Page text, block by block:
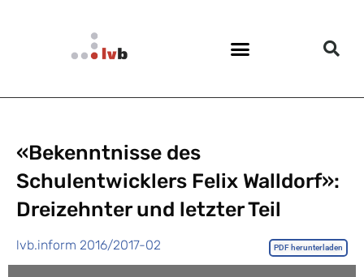
«Bekenntnisse des
Schulentwicklers Felix Walldorf»:
Dreizehnter und letzter Teil
lvb.inform 2016/2017-02 PDF herunterladen